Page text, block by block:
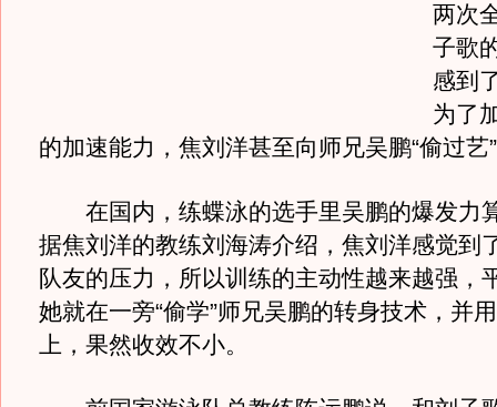
两次
子歌
感到
为了
的加速能力，焦刘洋甚至向师兄吴鹏“偷过艺
在国内，练蝶泳的选手里吴鹏的爆发力
据焦刘洋的教练刘海涛介绍，焦刘洋感觉到
队友的压力，所以训练的主动性越来越强，
她就在一旁“偷学”师兄吴鹏的转身技术，并
上，果然收效不小。